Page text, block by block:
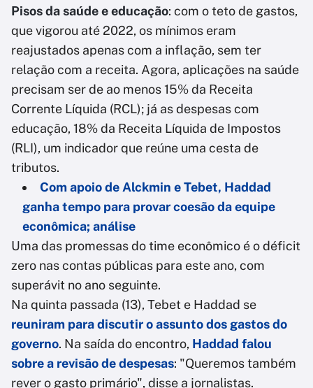
Pisos da saúde e educação: com o teto de gastos,
que vigorou até 2022, os mínimos eram
reajustados apenas com a inflação, sem ter
relação com a receita. Agora, aplicações na saúde
precisam ser de ao menos 15% da Receita
Corrente Líquida (RCL); já as despesas com
educação, 18% da Receita Líquida de Impostos
(RLI), um indicador que reúne uma cesta de
tributos.
Com apoio de Alckmin e Tebet, Haddad
ganha tempo para provar coesão da equipe
econômica; análise
Uma das promessas do time econômico é o déficit
zero nas contas públicas para este ano, com
superávit no ano seguinte.
Na quinta passada (13), Tebet e Haddad se
reuniram para discutir o assunto dos gastos do
governo. Na saída do encontro, Haddad falou
sobre a revisão de despesas: "Queremos também
rever o gasto primário", disse a jornalistas.